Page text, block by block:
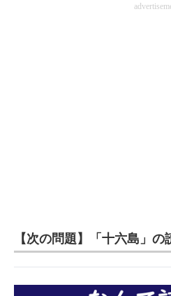
【次の問題】「十六島」の